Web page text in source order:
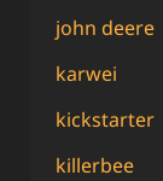
john deere
karwei
kickstarter
killerbee